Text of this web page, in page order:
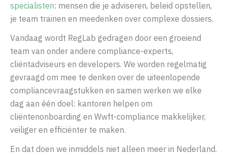
specialisten: mensen die je adviseren, beleid opstellen,
je team trainen en meedenken over complexe dossiers.
Vandaag wordt RegLab gedragen door een groeiend
team van onder andere compliance-experts,
cliëntadviseurs en developers. We worden regelmatig
gevraagd om mee te denken over de uiteenlopende
compliancevraagstukken en samen werken we elke
dag aan één doel: kantoren helpen om
cliëntenonboarding en Wwft-compliance makkelijker,
veiliger en efficiënter te maken.
En dat doen we inmiddels niet alleen meer in Nederland.